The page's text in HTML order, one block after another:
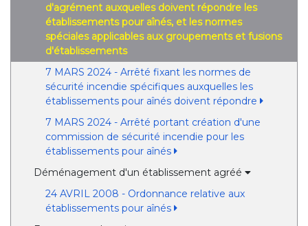
d'agrément auxquelles doivent répondre les
établissements pour aînés, et les normes
spéciales applicables aux groupements et fusions
d'établissements
7 MARS 2024 - Arrêté fixant les normes de
sécurité incendie spécifiques auxquelles les
établissements pour aînés doivent répondre
7 MARS 2024 - Arrêté portant création d'une
commission de sécurité incendie pour les
établissements pour aînés
Déménagement d'un établissement agréé
24 AVRIL 2008 - Ordonnance relative aux
établissements pour aînés